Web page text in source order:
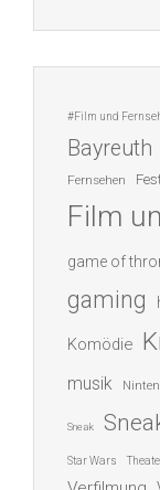
#Film und
Bayreuth
Fernsehen
Film
game of
gaming
Komödie
musik
Sneak
Star Wars